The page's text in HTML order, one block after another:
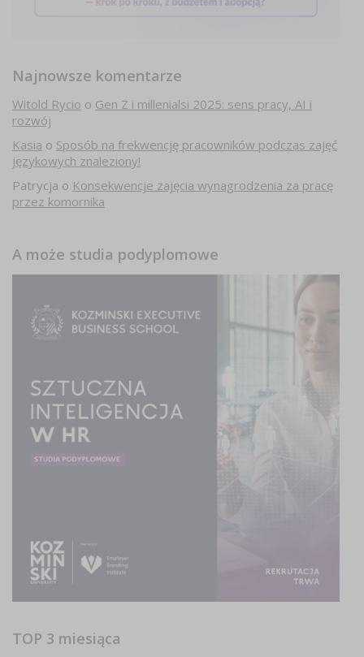
Najnowsze komentarze
Witold Rycio o Gen Z i millenialsi 2025: sens pracy, AI i
rozwój
Kasia o Sposób na frekwencję pracowników podczas zajęć
językowych znaleziony!
Patrycja o Konsekwencje zajęcia wynagrodzenia za pracę
przez komornika
A może studia podyplomowe
TOP 3 miesiąca